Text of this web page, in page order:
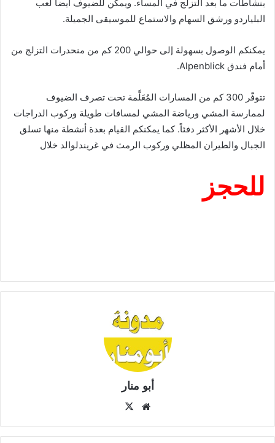
ي
ا
بنشاطات ما بعد التزلج في المساء. ويمكن للضيوف أيضاً لعب
البلياردو ورشق السهام والاستماع للموسيقى الجميلة.
يمكنكم الوصول بسهولة إلى حوالي 200 كم من منحدرات التزلج من
أمام فندق Alpenblick.
تتوفّر 300 كم من المسارات المُعَلَّمة تحت تصرف الضيوف
لممارسة المشي ورياضة المشي لمسافات طويلة وركوب الدراجات
خلال الأشهر الأكثر دفئاً. كما يمكنكم القيام بعدة أنشطة منها تسلق
الجبال والطيران المظلي وركوب الرمث في غريندلوالد خلال
للحجز
أبو منار
موق
الوي